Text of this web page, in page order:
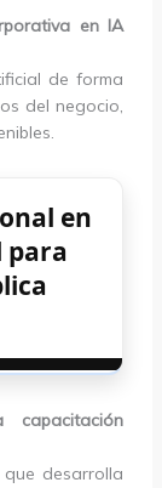
en IA
de forma
del negocio,
en
para
desarrolla